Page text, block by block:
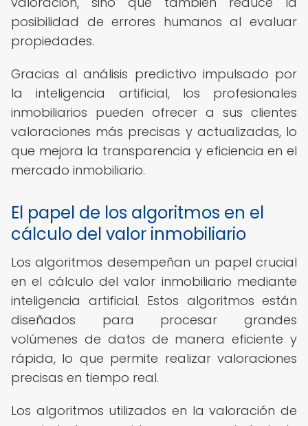
posibilidad de errores humanos al evaluar
propiedades.
Gracias al análisis predictivo impulsado por
la inteligencia artificial, los profesionales
inmobiliarios pueden ofrecer a sus clientes
valoraciones más precisas y actualizadas, lo
que mejora la transparencia y eficiencia en el
mercado inmobiliario.
El papel de los algoritmos en el
cálculo del valor inmobiliario
Los algoritmos desempeñan un papel crucial
en el cálculo del valor inmobiliario mediante
inteligencia artificial. Estos algoritmos están
diseñados para procesar grandes
volúmenes de datos de manera eficiente y
rápida, lo que permite realizar valoraciones
precisas en tiempo real.
Los algoritmos utilizados en la valoración de